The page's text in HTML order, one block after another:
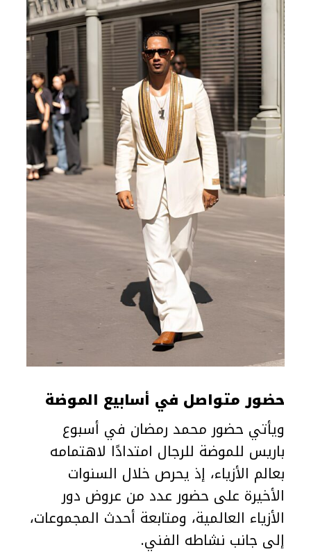
حضور متواصل في أسابيع الموضة
ويأتي حضور محمد رمضان في أسبوع
باريس للموضة للرجال امتدادًا لاهتمامه
بعالم الأزياء، إذ يحرص خلال السنوات
الأخيرة على حضور عدد من عروض دور
الأزياء العالمية، ومتابعة أحدث المجموعات،
إلى جانب نشاطه الفني.